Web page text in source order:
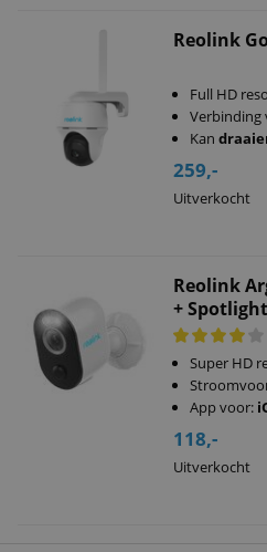
Reolink
Full HD
Verbinding
Kan
259,-
Uitverkocht
Reolink
+ Spotlight
Super HD
App voor:
118,-
Uitverkocht